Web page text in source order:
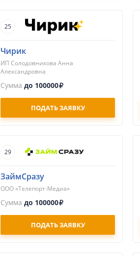
25
Чирик
ИП Солодовникова Анна
Александровна
Сумма до 100000
ПОДАТЬ ЗАЯВКУ
29
ЗаймСразу
ООО «Телепорт-Медиа»
Сумма до 100000
ПОДАТЬ ЗАЯВКУ